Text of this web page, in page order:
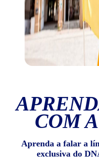
COM
Aprenda a falar a
exclusiva do